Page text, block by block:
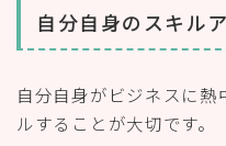
自分自身のスキル
自分自身がビジネスに
ルすることが大切です。